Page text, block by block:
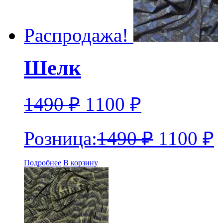
Распродажа!
Шелк
1490₽ 1100 ₽
Розница:1490₽ 1100 ₽
Подробнее В корзину